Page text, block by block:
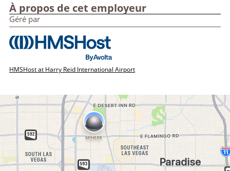
À propos de cet employeur
Géré par
HMSHost at Harry Reid International Airport